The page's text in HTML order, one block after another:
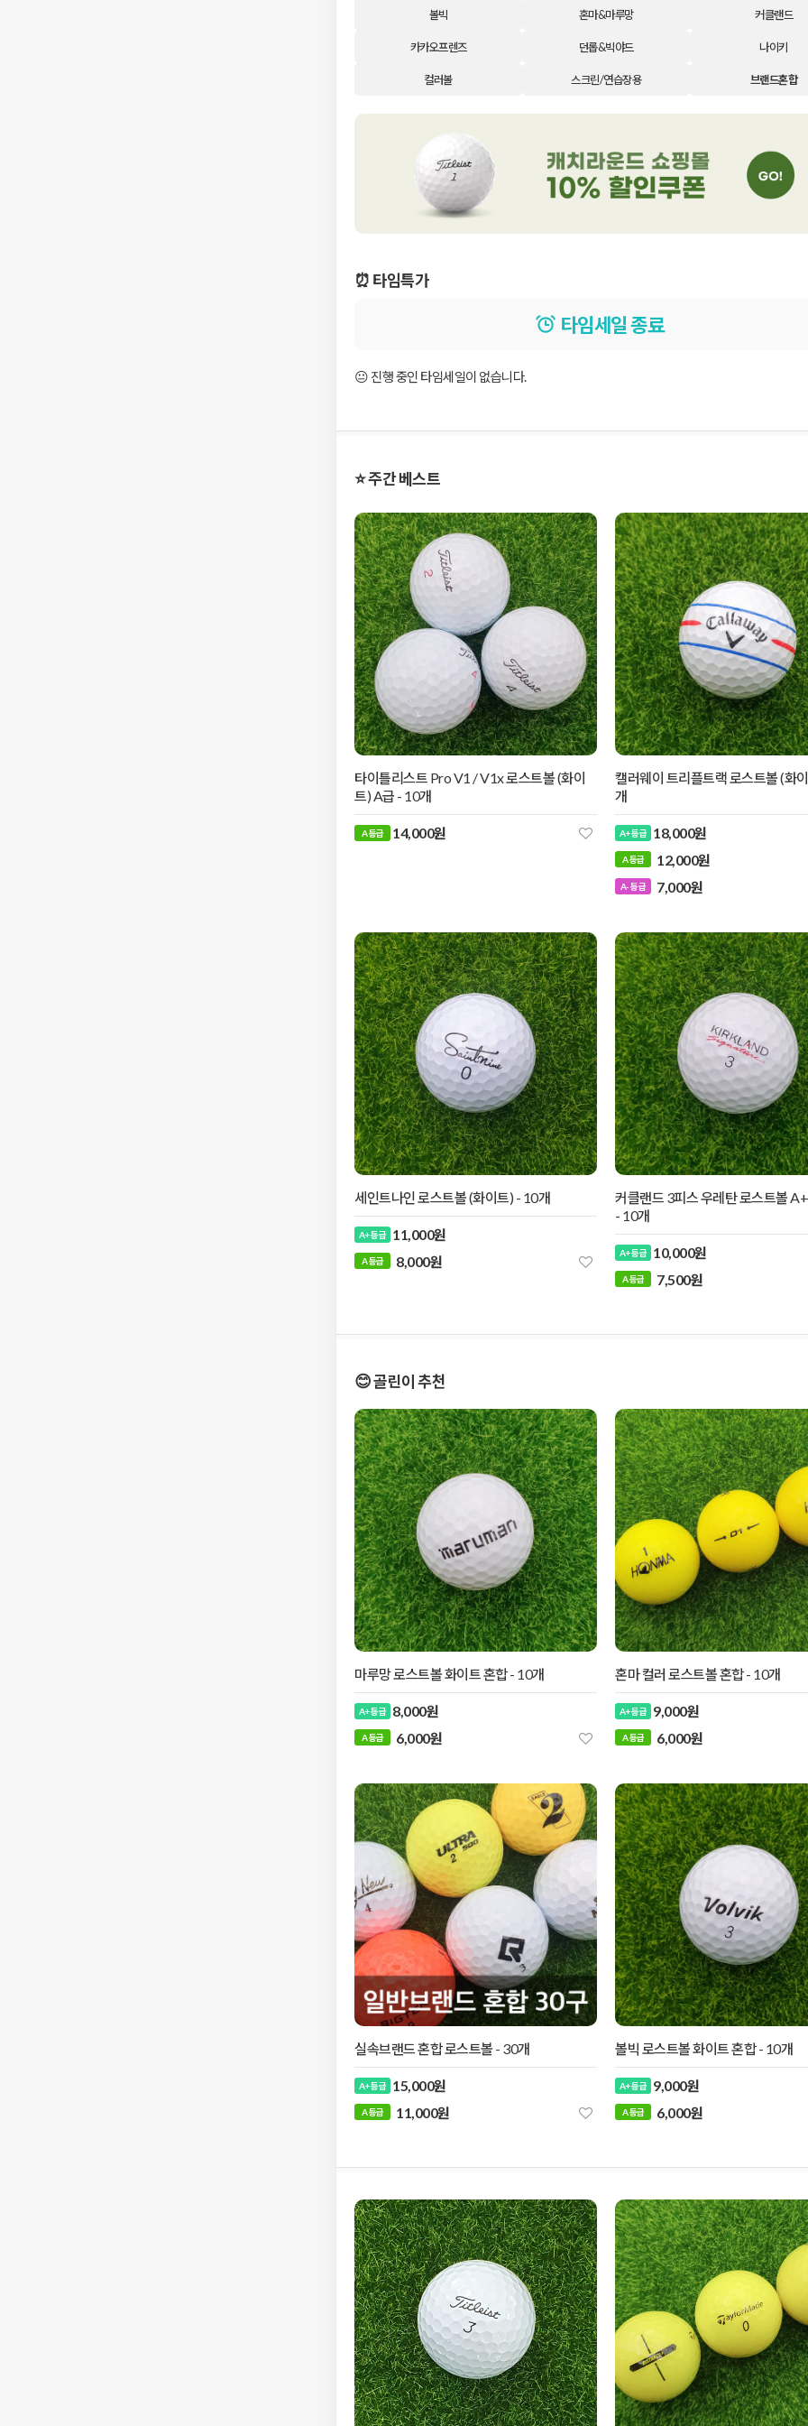
볼빅 혼마&마루망 커클랜드
카카오프렌즈 던롭&빅야드 나이키
컬러볼 스크린/연습장용 브랜드혼합
⏰ 타임특가
타임세일 종료
😐 진행 중인 타임세일이 없습니다.
⭐️ 주간 베스트
타이틀리스트 Pro V1 / V1x 로스트볼 (화이
트) A급 - 10개
A 등급 14,000원
캘러웨이 트리플트랙 로스트볼 (화
개
A+ 등급
18,000원
12,000원
7,000원
세인트나인 로스트볼 (화이트) - 10개
A+ 등급
11,000원
8,000원
커클랜드 3피스 우레탄 로스트볼
- 10개
A+ 등급
10,000원
7,500원
😊 골린이 추천
마루망 로스트볼 화이트 혼합 - 10개
A+ 등급
8,000원
6,000원
혼마 컬러 로스트볼 혼합 - 10개
A+ 등급
9,000원
6,000원
실속브랜드 혼합 로스트볼 - 30개
A+ 등급
15,000원
11,000원
볼빅 로스트볼 화이트 혼합 - 10개
A+ 등급
9,000원
6,000원